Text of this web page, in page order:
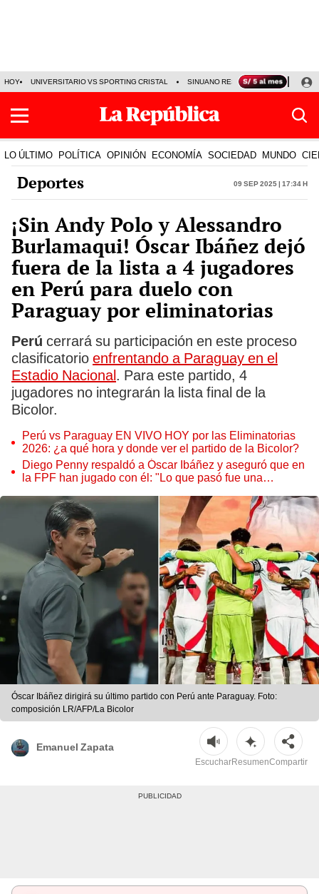
HOY UNIVERSITARIO VS SPORTING CRISTAL SINUANO RESULTADOS HOY
LO ÚLTIMO POLÍTICA OPINIÓN ECONOMÍA SOCIEDAD MUNDO
Deportes 09 Sep 2025 | 17:34 h
¡Sin Andy Polo y Alessandro
Burlamaqui! Óscar Ibáñez dejó
fuera de la lista a 4 jugadores
en Perú para duelo con
Paraguay por eliminatorias
Perú cerrará su participación en este proceso
clasificatorio enfrentando a Paraguay en el
Estadio Nacional. Para este partido, 4
jugadores no integrarán la lista final de la
Bicolor.
Perú vs Paraguay EN VIVO HOY por las Eliminatorias
2026: ¿a qué hora y donde ver el partido de la Bicolor?
Diego Penny respaldó a Óscar Ibáñez y aseguró que en
la FPF han jugado con él: "Lo que pasó fue una
Óscar Ibáñez dirigirá su último partido con Perú ante Paraguay. Foto:
composición LR/AFP/La Bicolor
Emanuel Zapata
EscucharResumenCompartir